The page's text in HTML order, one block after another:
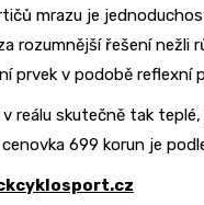
mrazu je
rozumnější řešení nežli
prvek v podobě reflexní
reálu skutečně tak
699 korun je